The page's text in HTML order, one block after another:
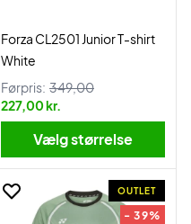
Forza CL2501 Junior T-shirt
White
Førpris: 349,00
227,00 kr.
Vælg størrelse
OUTLET
- 39%